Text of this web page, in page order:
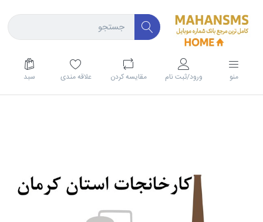
منو ورود/ثبت نام مقايسه كردن علاقه مندی سبد